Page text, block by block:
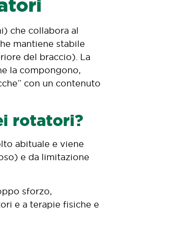
che collabora al
mantiene stabile
del braccio). La
la compongono,
con un contenuto
rotatori?
abituale e viene
e da limitazione
sforzo,
e a terapie fisiche e